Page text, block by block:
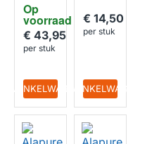
Op
voorraad
225mm
geschi
kt voor
Dyson
V7 / V8
V11 /
V15
€ 43,95
per stuk
IN WINKELWAGEN
DC33
€ 14,50
per stuk
IN WINKELWAGEN